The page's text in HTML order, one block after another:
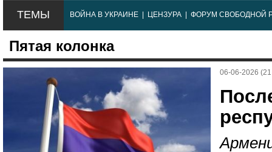
ТЕМЫ ВОЙНА В УКРАИНЕ ЦЕНЗУРА ФОРУМ СВОБОДНОЙ
Пятая колонка
06-06-2026